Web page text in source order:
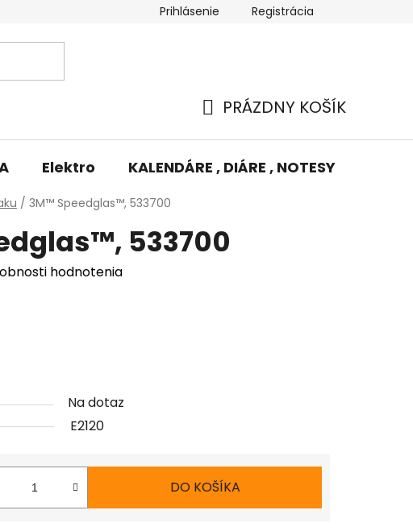
Výmena tovaru Odstúpenie od
Prihlásenie Registrácia
KOŠÍK
PRÁZDNY KOŠÍK
Elektro KALENDÁRE , DIÁRE , NOTESY
/ 3M™ Speedglas™, 533700
533700
hodnotenia
Na dotaz
E2120
DO KOŠÍKA